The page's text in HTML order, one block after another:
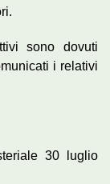
sono dovuti
i relativi
30 luglio